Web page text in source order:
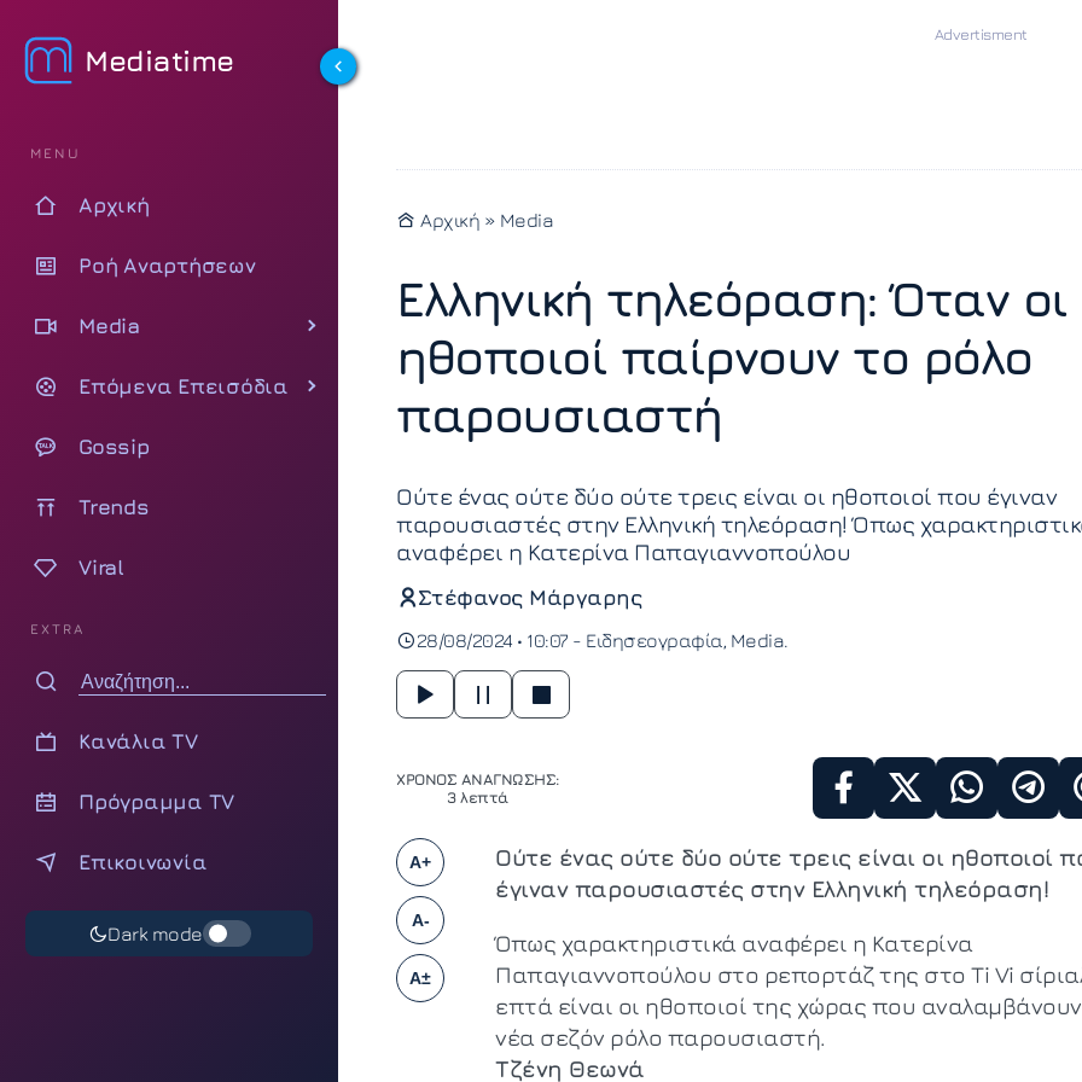
Mediatime
MENU
Αρχική
Ροή Αναρτήσεων
Media
Επόμενα Επεισόδια
Gossip
Trends
Viral
EXTRA
Κανάλια TV
Πρόγραμμα TV
Επικοινωνία
Dark mode
Αρχική » Media
Ελληνική τηλεόραση: Όταν οι
ηθοποιοί παίρνουν το ρόλο
παρουσιαστή
Ούτε ένας ούτε δύο ούτε τρεις είναι οι ηθοποιοί που έγιναν
παρουσιαστές στην Ελληνική τηλεόραση! Όπως
αναφέρει η Κατερίνα Παπαγιαννοπούλου
Στέφανος Μάργαρης
28/08/2024 • 10:07 - Ειδησεογραφία Media
ΧΡΟΝΟΣ ΑΝΑΓΝΩΣΗΣ:
3 λεπτά
A+
A-
A±
Ούτε ένας ούτε δύο ούτε τρεις είναι οι ηθοποιοί
έγιναν παρουσιαστές στην Ελληνική τηλεόραση!
Όπως χαρακτηριστικά αναφέρει η Κατερίνα
Παπαγιαννοπούλου στο ρεπορτάζ της στο Ti Vi
επτά είναι οι ηθοποιοί της χώρας που
νέα σεζόν ρόλο παρουσιαστή.
Τζένη Θεωνά